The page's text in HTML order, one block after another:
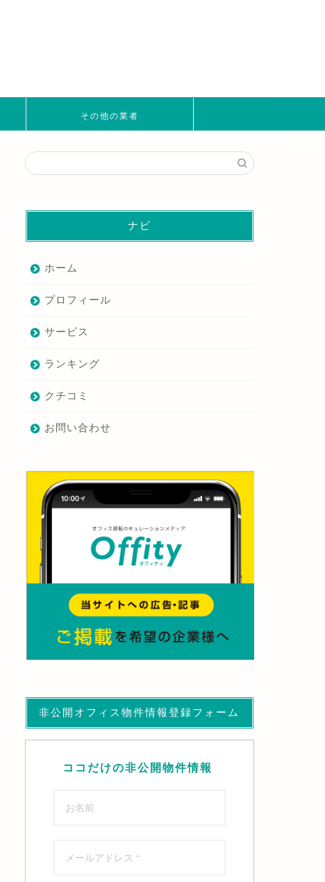
その他の業者
ナビ
ホーム
プロフィール
サービス
ランキング
クチコミ
お問い合わせ
非公開オフィス物件情報登録フォーム
ココだけの非公開物件情報